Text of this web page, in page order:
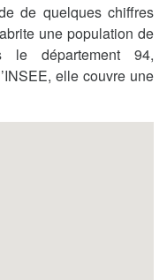
de quelques chiffres
une population de
le département 94,
elle couvre une